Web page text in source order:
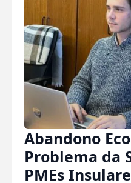
Abandono
Problema da
PMEs